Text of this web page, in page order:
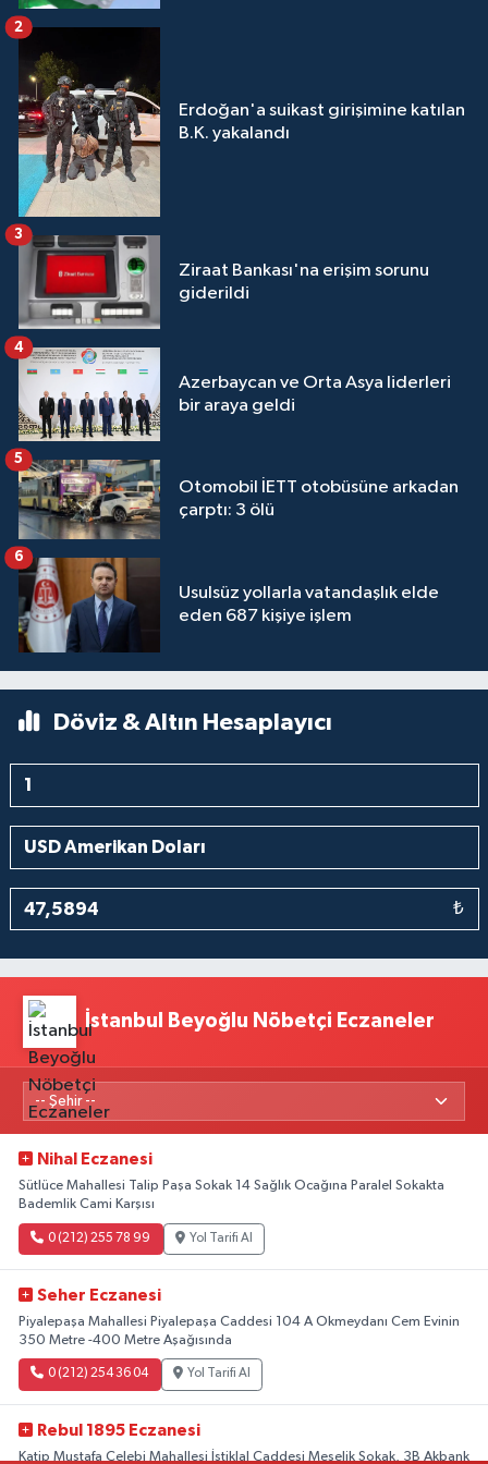
Erdoğan'a suikast girişimine katılan
B.K. yakalandı
2
Ziraat Bankası'na erişim sorunu
giderildi
3
Azerbaycan ve Orta Asya liderleri
bir araya geldi
4
Otomobil İETT otobüsüne arkadan
çarptı: 3 ölü
5
Usulsüz yollarla vatandaşlık elde
eden 687 kişiye işlem
6
Döviz & Altın Hesaplayıcı
₺
İstanbul Beyoğlu Nöbetçi Eczaneler
Nihal Eczanesi
Sütlüce Mahallesi Talip Paşa Sokak 14 Sağlık Ocağına Paralel Sokakta
Bademlik Cami Karşısı
0 (212) 255 78 99 Yol Tarifi Al
Seher Eczanesi
Piyalepaşa Mahallesi Piyalepaşa Caddesi 104 A Okmeydanı Cem Evinin
350 Metre -400 Metre Aşağısında
0 (212) 254 36 04 Yol Tarifi Al
Rebul 1895 Eczanesi
Katip Mustafa Çelebi Mahallesi İstiklal Caddesi Meşelik Sokak, 3B Akbank